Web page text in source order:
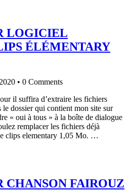
LOGICIEL
ÉLÉMENTARY
• 0 Comments
il suffira d’extraire les fichiers
dossier qui contient mon site sur
« oui à tous » à la boîte de dialogue
remplacer les fichiers déjà
clips elementary 1,05 Mo. …
CHANSON FAIROUZ